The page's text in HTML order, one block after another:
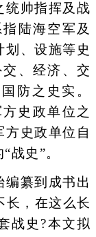
统帅指挥及战
陆海空军及
、设施等史
、经济、交
防之史实。
史政单位之
史政单位自
战史”。
纂到成书出
长，在这么长
战史?本文拟